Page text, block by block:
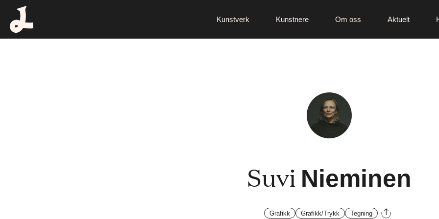
Kunstverk Kunstnere Om oss Aktuelt
Suvi Nieminen
Grafikk Grafikk/Trykk Tegning